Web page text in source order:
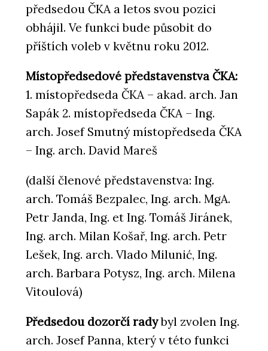
předsedou ČKA a letos svou pozici
obhájil. Ve funkci bude působit do
příštích voleb v květnu roku 2012.
Místopředsedové představenstva ČKA:
1. místopředseda ČKA – akad. arch. Jan
Sapák 2. místopředseda ČKA – Ing.
arch. Josef Smutný místopředseda ČKA
– Ing. arch. David Mareš
(další členové představenstva: Ing.
arch. Tomáš Bezpalec, Ing. arch. MgA.
Petr Janda, Ing. et Ing. Tomáš Jiránek,
Ing. arch. Milan Košař, Ing. arch. Petr
Lešek, Ing. arch. Vlado Milunić, Ing.
arch. Barbara Potysz, Ing. arch. Milena
Vitoulová)
Předsedou dozorčí radybyl zvolen Ing.
arch. Josef Panna, který v této funkci